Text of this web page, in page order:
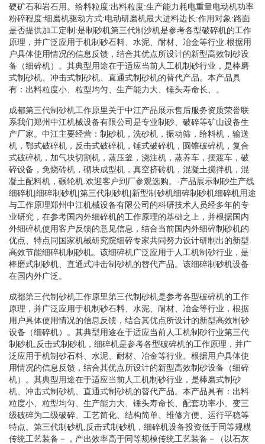
硬矿石和岩石用。给料粒度:出料粒度:生产能力耗电重量电动机功率
粉碎程度:细磨机驱动方式:电动研磨机最大进料边长:作用对象:路面
是否提供加工定制:是制砂机第三代制沙机是参考各型破碎机的工作
原理，并广泛应用于机制砂石料、水泥、耐材、冶金等行业.根据用
户具体使用情况的信息反馈，结合其优点所设计的新型高效制砂设
备（细碎机）。其典型用途在于适应当前人工机制砂行业，是棒磨
式制砂机、冲击式制砂机、直通式制砂机的替代产品。本产品具
有：出料粒度小、粒型均匀、生产能力大、锤头寿命长、。
成都第三代制砂机工作原里关于中江产品展示售后服务资质荣誉联
系我们郑州中江机械设备有限公司是专业制砂、破碎等矿山设备生
产厂家。中江主要经营：制砂机，洗砂机，振动筛，给料机，输送
机，鄂式破碎机，反击式破碎机，锤式破碎机，圆锥破碎机，复合
式破碎机，加气块切割机，蒸压釜，浇注机，蒸养车，摆渡车，破
碎设备，免烧砖机，砌块成型机，真空挤砖机，混凝土搅拌机，混
凝土配料机，碾轮机.欢迎客户到厂参观选购。-产品展示制砂生产线
细碎机|细碎制砂机|第三代制砂机|新型制砂机细碎制砂机细碎机用途
与工作原理郑州中江机械设备有限公司的科研技术人员经多年的专
业研究，在参考国内外细碎机的工作原理的基础之上，并根据国内
外细碎机使用客户反馈的意见信息，结合当前国内外细碎制砂机的
优点、特点同国家机械研究院细碎专家共同努力设计研制出的新型
高效节能细碎机制砂机。该细碎机广泛应用于人工机制砂行业，是
棒磨式制砂机、直通式冲击制砂机的替代产品。该细碎制砂机设备
在国内外广泛。
成都第三代制砂机工作原里第三代制砂机是参考各型破碎机的工作
原理，并广泛应用于机制砂石料、水泥、耐材、冶金等行业，根据
用户具体使用情况的信息反馈，结合其优点所设计的新型高效制砂
设备（细碎机）。其典型用途在于适应当前人工机制砂行业第三代
制砂机,反击式制砂机，细碎机是参考各型破碎机的工作原理，并广
泛应用于机制砂石料、水泥、耐材、冶金等行业。根据用户具体使
用情况的信息反馈，结合其优点所设计的新型高效制砂设备（细碎
机）。其典型用途在于适应当前人工机制砂行业，是棒磨式制砂
机、冲击式制砂机、直通式制砂机的替代产品。本产品具有：出料
粒度小、粒型均匀、生产能力大、锤头寿命长、配套功率小、变三
级破碎为二级破碎、工艺简化、结构简单、维修方便、运行平稳等
特点。第三代制砂机,反击式制砂机，细碎机设备投资低于同等规模
传统工艺装备－，产出效率高于同等规模传统工艺装备－（以石灰